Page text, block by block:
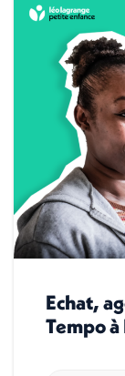
Echat,
Tempo